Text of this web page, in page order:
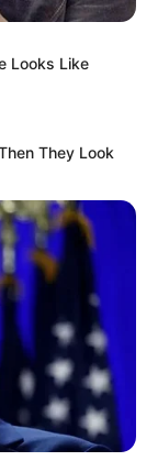
Looks Like
They Look